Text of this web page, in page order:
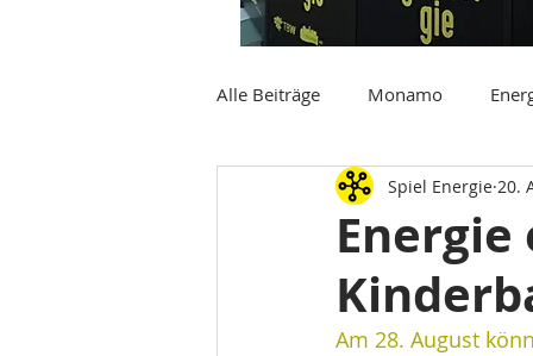
Alle Beiträge Monamo
Spiel Energie 20.
Am 28. August